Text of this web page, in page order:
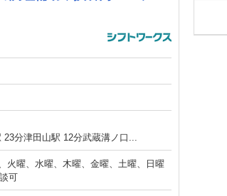
分津田山駅 12分武蔵溝ノ口...
火曜、水曜、木曜、金曜、土曜、日曜
可